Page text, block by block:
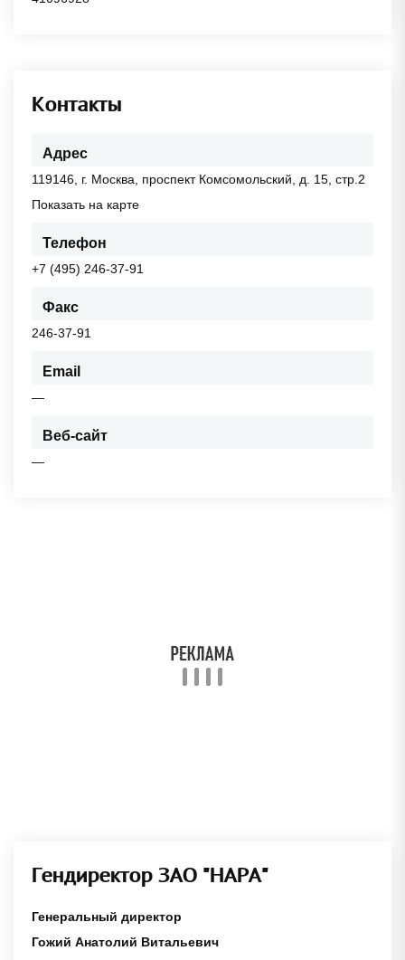
Контакты
Адрес
119146, г. Москва, проспект Комсомольский, д. 15, стр.2
Показать на карте
Телефон
+7 (495) 246-37-91
Факс
246-37-91
Email
—
Веб-сайт
—
Гендиректор ЗАО "НАРА"
Генеральный директор
Гожий Анатолий Витальевич